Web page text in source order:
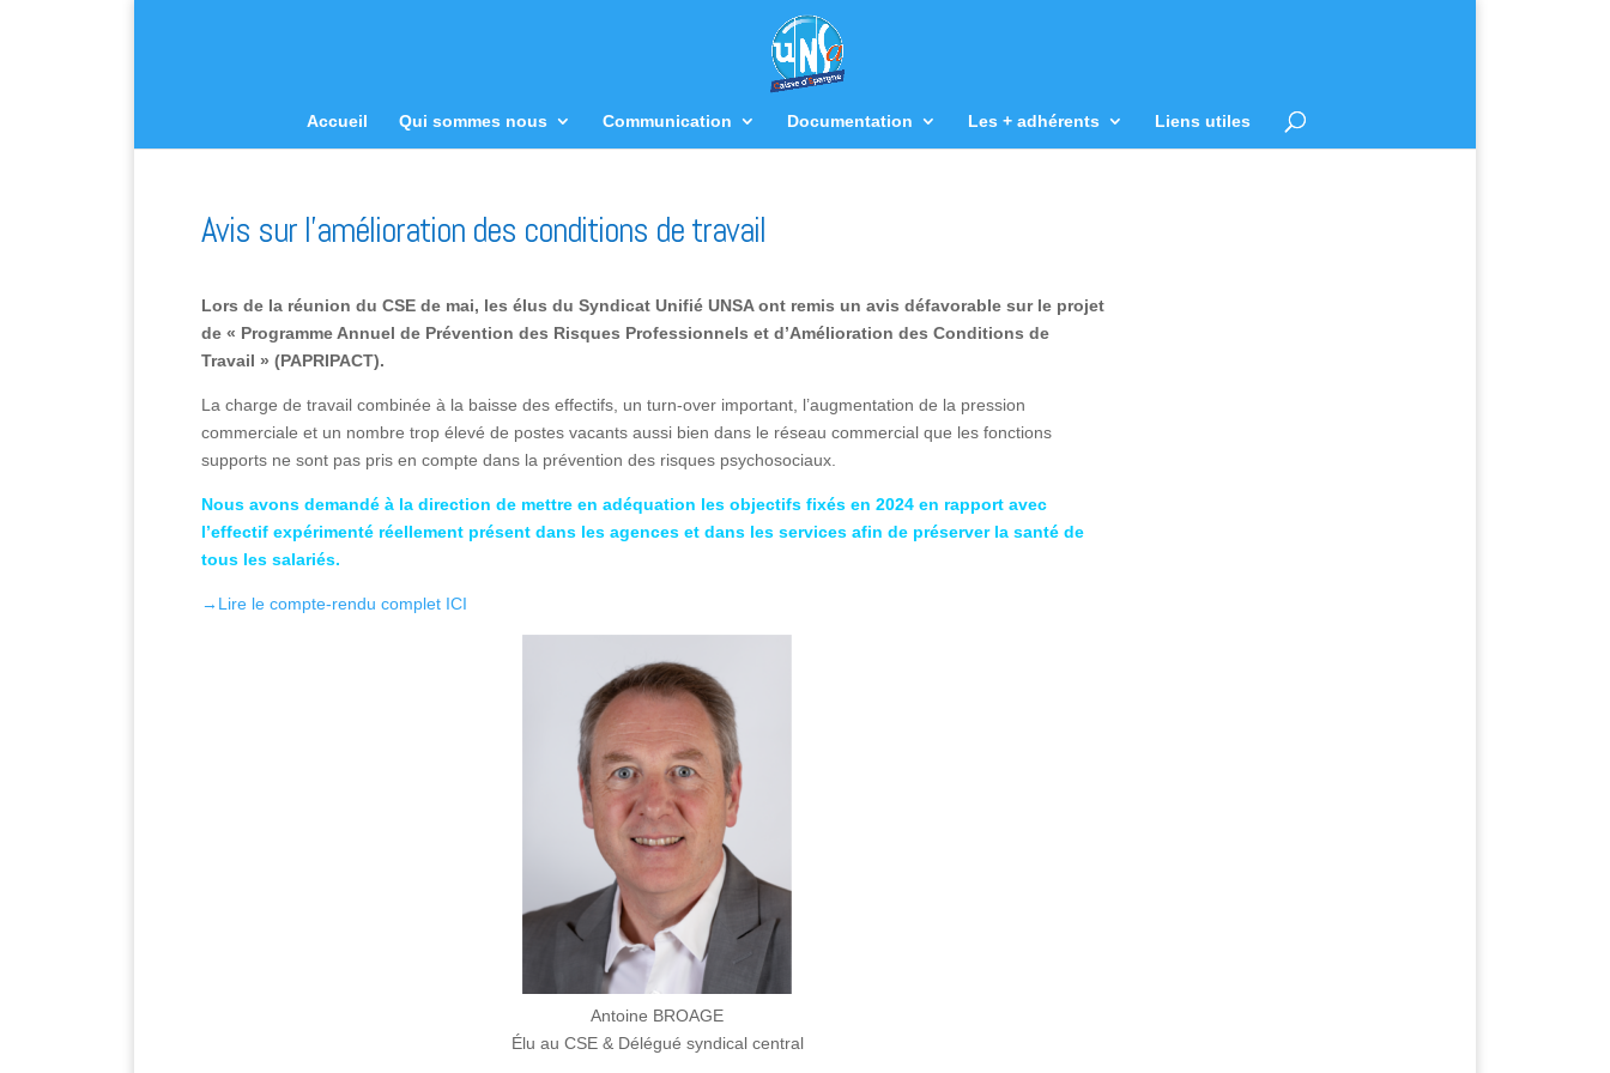
Accueil Qui sommes nous Communication Documentation Les + adhérents Liens utiles
Avis sur l’amélioration des conditions de travail
Lors de la réunion du CSE de mai, les élus du Syndicat Unifié UNSA ont remis un avis défavorable sur le projet
de « Programme Annuel de Prévention des Risques Professionnels et d’Amélioration des Conditions de
Travail » (PAPRIPACT).
La charge de travail combinée à la baisse des effectifs, un turn-over important, l’augmentation de la pression
commerciale et un nombre trop élevé de postes vacants aussi bien dans le réseau commercial que les fonctions
supports ne sont pas pris en compte dans la prévention des risques psychosociaux.
Nous avons demandé à la direction de mettre en adéquation les objectifs fixés en 2024 en rapport avec
l’effectif expérimenté réellement présent dans les agences et dans les services afin de préserver la santé de
tous les salariés.
→Lire le compte-rendu complet ICI
Antoine BROAGE
Élu au CSE & Délégué syndical central